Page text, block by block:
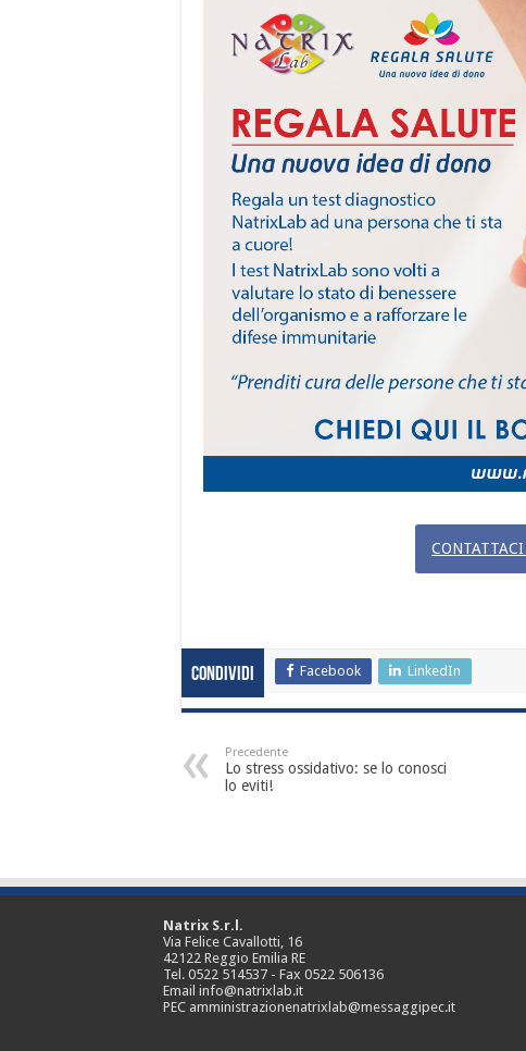
Condividi Facebook LinkedIn
Precedente
Lo stress ossidativo: se lo conosci
lo eviti!
Natrix S.r.l.
Via Felice Cavallotti, 16
42122 Reggio Emilia RE
Tel. 0522 514537 - Fax 0522 506136
Email info@natrixlab.it
PEC amministrazionenatrixlab@messaggipec.it